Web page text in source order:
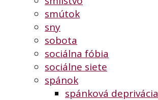
smútok
sny
sobota
sociálna fóbia
sociálne siete
spánok
spánková deprivácia